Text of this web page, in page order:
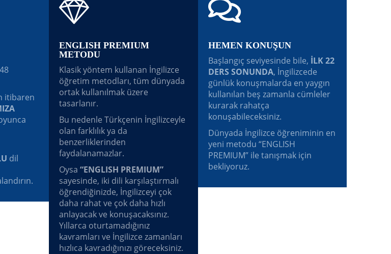
itibaren
dil
ENGLISH PREMIUM
METODU
Klasik yöntem kullanan İngilizce
öğretim metodları, tüm dünyada
ortak kullanılmak üzere
tasarlanır.
Bu nedenle Türkçenin İngilizceyle
olan farklılık ya da
benzerliklerinden
faydalanamazlar.
Oysa “ENGLISH PREMIUM”
sayesinde, iki dili karşılaştırmalı
öğrendiğinizde, İngilizceyi çok
daha rahat ve çok daha hızlı
anlayacak ve konuşacaksınız.
Yıllarca oturtamadığınız
kavramları ve İngilizce zamanları
hızlıca kavradığınızı göreceksiniz.
HEMEN KONUŞUN
Başlangıç seviyesinde bile, İLK 22
DERS SONUNDA, İngilizcede
günlük konuşmalarda en yaygın
kullanılan beş zamanla cümleler
kurarak rahatça
konuşabileceksiniz.
Dünyada İngilizce öğreniminin en
yeni metodu “ENGLISH
PREMIUM” ile tanışmak için
bekliyoruz.